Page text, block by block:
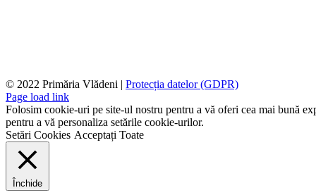
© 2022 Primăria Vlădeni | Protecția datelor (GDPR)
Page load link
Folosim cookie-uri pe site-ul nostru pentru a vă oferi cea mai bună
pentru a vă personaliza setările cookie-urilor.
Setări Cookies Acceptați Toate
Închide